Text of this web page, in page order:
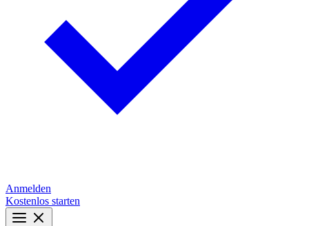
Anmelden
Kostenlos starten